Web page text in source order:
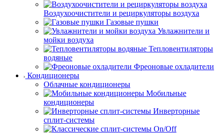
Воздухоочистители и рециркуляторы воздуха
Газовые пушки
Увлажнители и
мойки воздуха
Тепловентиляторы
водяные
Фреоновые охладители
Кондиционеры
Облачные кондиционеры
Мобильные
кондиционеры
Инверторные
сплит-системы